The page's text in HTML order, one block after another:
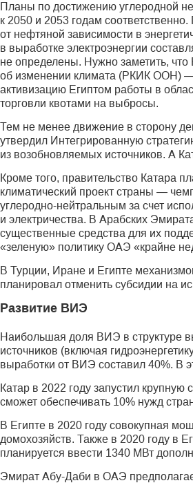
Планы по достижению углеродной
к 2050 и 2053 годам
от нефтяной зависимости в
в выработке электроэнергии
не определены. Нужно заметить,
об изменении климата (РКИК ООН) —
активизацию Египтом работы в
торговли квотами на выбросы.
Тем не менее движение в сторону
утвердил Интегрированную
из возобновляемых источников. А
Кроме того, правительство Катара
климатический проект страны —
углеродно-нейтральным за счет
и электричества. В Арабских
существенные средства для их
«зеленую» политику ОАЭ «крайне
В Турции, Иране и Египте
планировал отменить субсидии на
Развитие ВИЭ
Наибольшая доля ВИЭ в структуре
источников (включая
выработки от ВИЭ составил 40%. В
Катар в 2022 году запустил
сможет обеспечивать 10% нужд
В Египте в 2020 году совокупная
домохозяйств. Также в 2020 году в
планируется ввести 1340 МВт
Эмират Абу-Даби в ОАЭ